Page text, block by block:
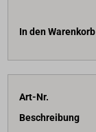
In den Warenkorb
Art-Nr.
Beschreibung